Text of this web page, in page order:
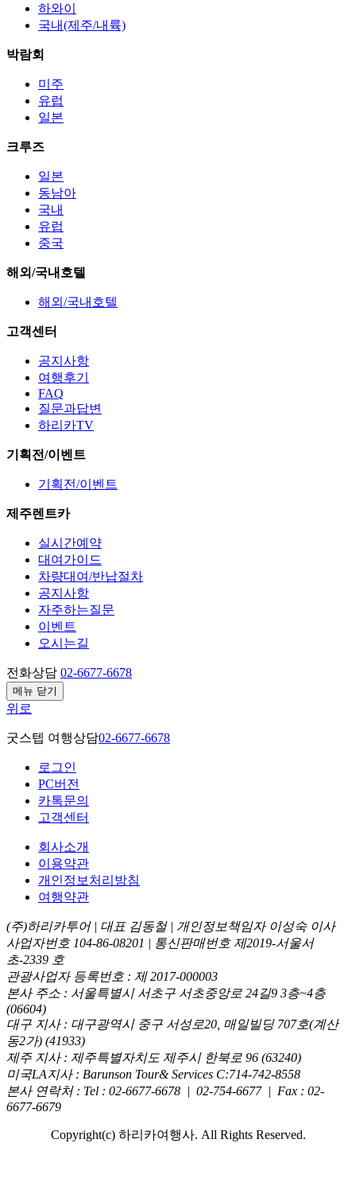
하와이
국내(제주/내륙)
박람회
미주
유럽
일본
크루즈
일본
동남아
국내
유럽
중국
해외/국내호텔
해외/국내호텔
고객센터
공지사항
여행후기
FAQ
질문과답변
하리카TV
기획전/이벤트
기획전/이벤트
제주렌트카
실시간예약
대여가이드
차량대여/반납절차
공지사항
자주하는질문
이벤트
오시는길
전화상담 02-6677-6678
메뉴 닫기
위로
굿스텝 여행상담02-6677-6678
로그인
PC버전
카톡문의
고객센터
회사소개
이용약관
개인정보처리방침
여행약관
(주)하리카투어 | 대표 김동철 | 개인정보책임자 이성숙 이사
사업자번호 104-86-08201 | 통신판매번호 제2019-서울서
초-2339 호
관광사업자 등록번호 : 제 2017-000003
본사 주소 : 서울특별시 서초구 서초중앙로 24길9 3층~4층
(06604)
대구 지사 : 대구광역시 중구 서성로20, 매일빌딩 707호(계산
동2가) (41933)
제주 지사 : 제주특별자치도 제주시 한북로 96 (63240)
미국LA지사 : Barunson Tour& Services C:714-742-8558
본사 연락처 : Tel : 02-6677-6678 | 02-754-6677 | Fax : 02-
6677-6679
Copyright(c) 하리카여행사. All Rights Reserved.